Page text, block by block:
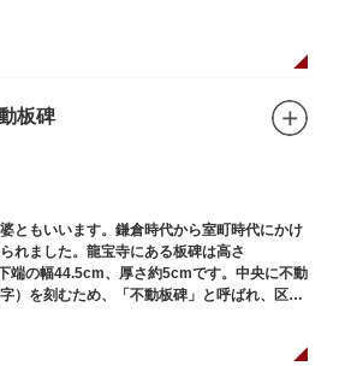
板碑
ともいいます。鎌倉時代から室町時代にかけ
れました。龍宝寺にある板碑は高さ
端の幅44.5cm、厚さ約5cmです。中央に不動
）を刻むため、「不動板碑」と呼ばれ、区内
とつです。